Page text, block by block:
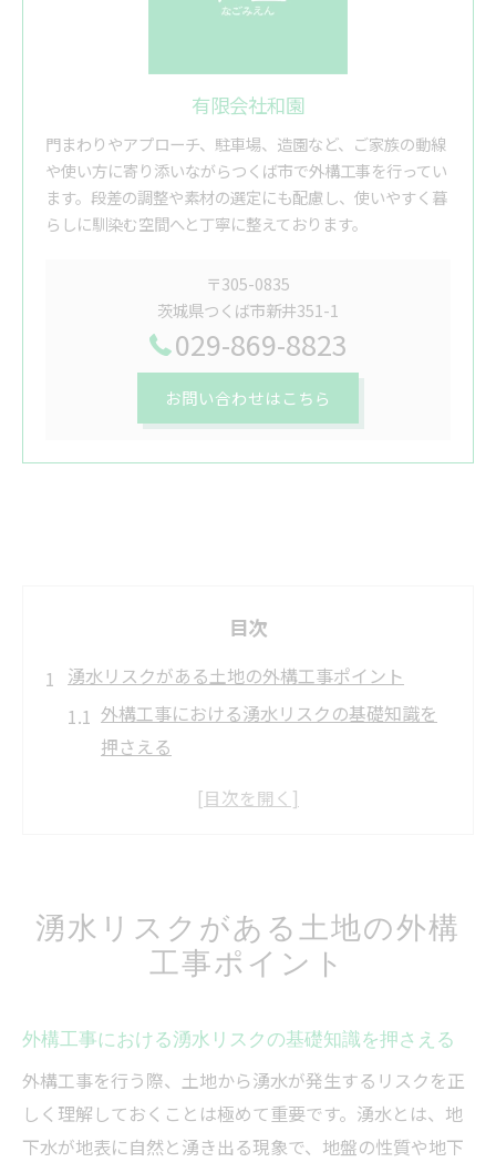
有限会社和園
門まわりやアプローチ、駐車場、造園など、ご家族の動線
や使い方に寄り添いながらつくば市で外構工事を行ってい
ます。段差の調整や素材の選定にも配慮し、使いやすく暮
らしに馴染む空間へと丁寧に整えております。
〒305-0835
茨城県つくば市新井351-1
029-869-8823
お問い合わせはこちら
目次
湧水リスクがある土地の外構工事ポイント
外構工事における湧水リスクの基礎知識を
押さえる
湧水が出る土地で重視すべき外構工事の設
湧水対策を考慮した外構工事プランの作り
方法
外構工事で湧水と向き合うための基礎知識
湧水が外構工事へ与える影響と基礎知識
外構工事で重要な湧水処理の役割とポイン
湧水リスクがある土地の外構
工事ポイント
外構工事における湧水リスクの基礎知識を押さえる
外構工事を行う際、土地から湧水が発生するリスクを正
しく理解しておくことは極めて重要です。湧水とは、地
下水が地表に自然と湧き出る現象で、地盤の性質や地下